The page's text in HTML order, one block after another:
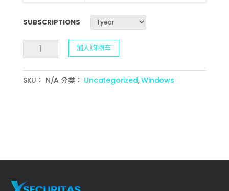
SUBSCRIPTIONS
量
加入购物车
SKU： N/A 分类： Uncategorized,Windows